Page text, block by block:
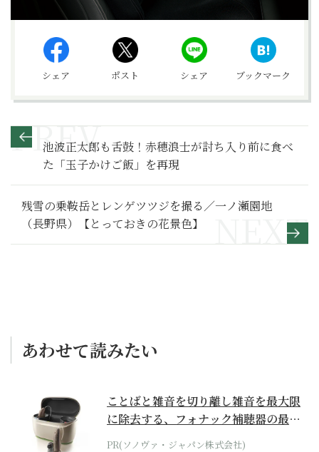
シェア ポスト シェア ブックマーク
池波正太郎も舌鼓！赤穂浪士が討ち入り前に食べ
た「玉子かけご飯」を再現
残雪の乗鞍岳とレンゲツツジを撮る／一ノ瀬園地
（長野県）【とっておきの花景色】
あわせて読みたい
ことばと雑音を切り離し雑音を最大限
に除去する、フォナック補聴器の最上
位モデル
PR(ソノヴァ・ジャパン株式会社)